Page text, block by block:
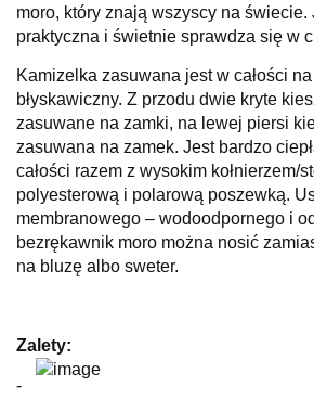
moro, który znają wszyscy na świecie.
praktyczna i świetnie sprawdza się w
Kamizelka zasuwana jest w całości
błyskawiczny. Z przodu dwie kryte
zasuwane na zamki, na lewej piersi
zasuwana na zamek. Jest bardzo
całości razem z wysokim kołnierzem/
polyesterową i polarową poszewką.
membranowego – wodoodpornego i
bezrękawnik moro można nosić
na bluzę albo sweter.
Zalety:
-